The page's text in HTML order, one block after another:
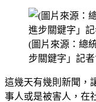
(圖片來源：總
步關鍵字」記
這幾天有幾則新聞，
事人或是被害人，在